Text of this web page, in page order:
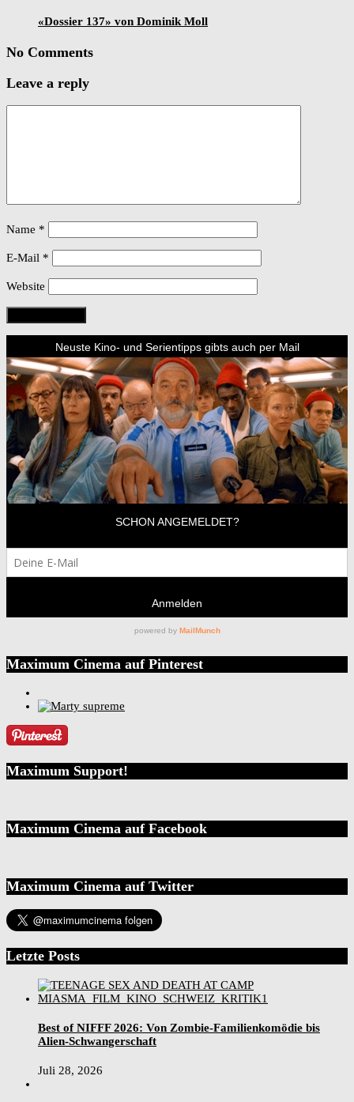
«Dossier 137» von Dominik Moll
No Comments
Leave a reply
Name *
E-Mail *
Website
Maximum Cinema auf Pinterest
Maximum Support!
Maximum Cinema auf Facebook
Maximum Cinema auf Twitter
Letzte Posts
Best of NIFFF 2026: Von Zombie-Familienkomödie bis
Alien-Schwangerschaft
Juli 28, 2026